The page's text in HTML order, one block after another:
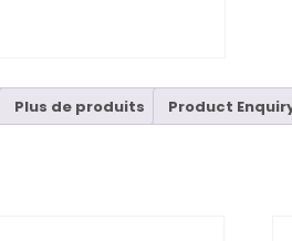
Plus de produits Product